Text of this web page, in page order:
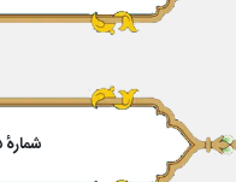
شمارهٔ ۱۵